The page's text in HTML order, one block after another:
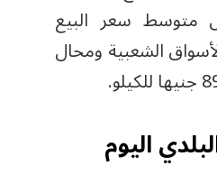
متوسط سعر البيع
الشعبية ومحال
اليوم